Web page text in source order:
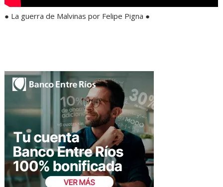
● La guerra de Malvinas por Felipe Pigna ●